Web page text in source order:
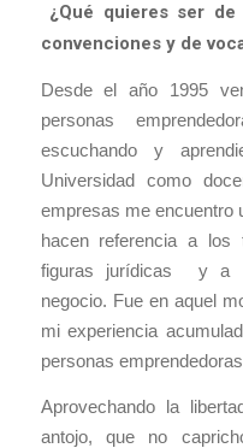
¿Qué quieres ser de
convenciones y de
Desde el año 1995
personas
escuchando y
Universidad como
empresas me encuentro
hacen referencia a los
figuras jurídicas y a
negocio. Fue en aquel
mi experiencia
personas
Aprovechando la
antojo, que no